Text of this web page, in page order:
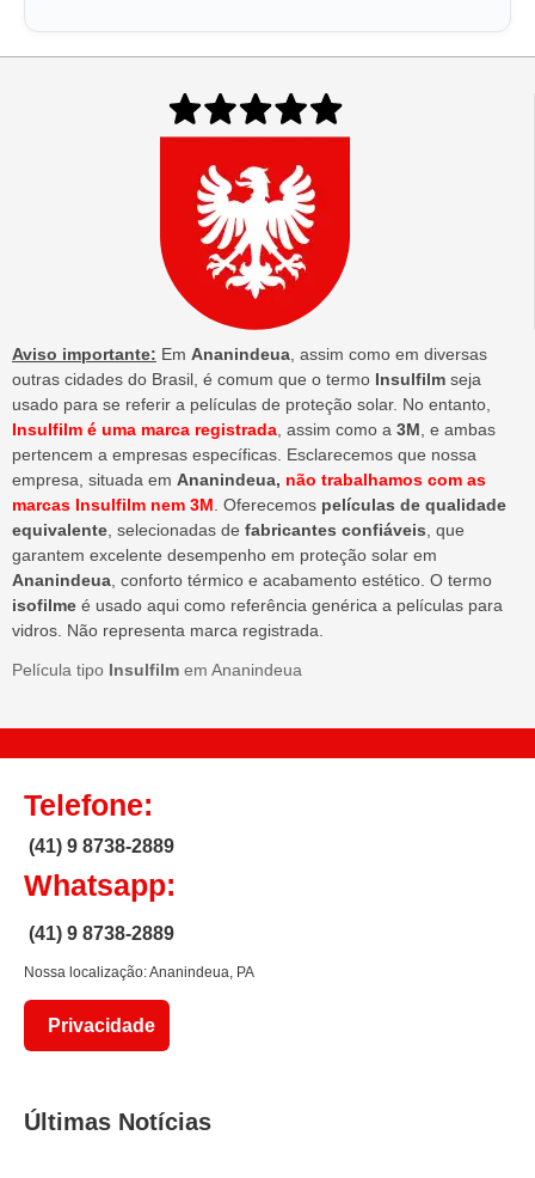
Aviso importante: Em Ananindeua , assim como em diversas
outras cidades do Brasil, é comum que o termo Insulfilm seja
usado para se referir a películas de proteção solar. No entanto,
Insulfilm é uma marca registrada , assim como a 3M , e ambas
pertencem a empresas específicas. Esclarecemos que nossa
empresa, situada em Ananindeua, não trabalhamos com as
marcas Insulfilm nem 3M . Oferecemos películas de qualidade
equivalente , selecionadas de fabricantes confiáveis , que
garantem excelente desempenho em proteção solar em
Ananindeua , conforto térmico e acabamento estético. O termo
isofilme é usado aqui como referência genérica a películas para
vidros. Não representa marca registrada.
Película tipo Insulfilm em Ananindeua
Telefone:
(41) 9 8738-2889
Whatsapp:
(41) 9 8738-2889
Nossa localização: Ananindeua, PA
Privacidade
Últimas Notícias